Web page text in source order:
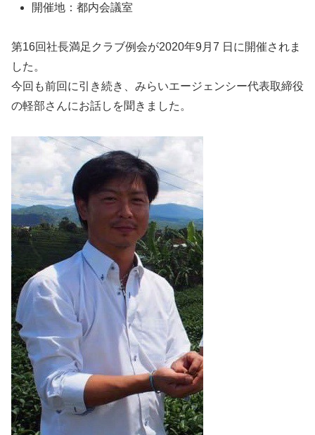
開催地：都内会議室
第16回社長満足クラブ例会が2020年9月7 日に開催されま
した。
今回も前回に引き続き、みらいエージェンシー代表取締役
の軽部さんにお話しを聞きました。